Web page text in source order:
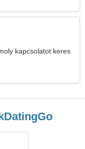
kapcsolatot keres